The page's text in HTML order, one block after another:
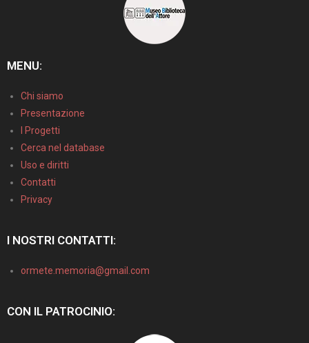
MENU:
Chi siamo
Presentazione
I Progetti
Cerca nel database
Uso e diritti
Contatti
Privacy
I NOSTRI CONTATTI:
ormete.memoria@gmail.com
CON IL PATROCINIO: